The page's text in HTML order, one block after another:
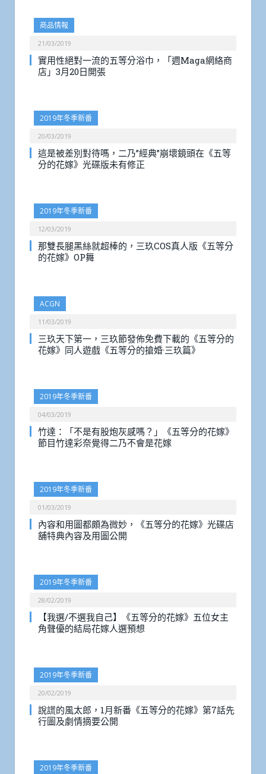
商品情報
21/03/2019
實用性絕對一流的五等分浴巾，「週Maga網絡商
店」3月20日開張
2019年冬季新番
20/03/2019
這是被差別對待嗎，二乃”經典”崩壞鏡頭在《五等
分的花嫁》光碟版未有修正
2019年冬季新番
12/03/2019
那雙長腿黑絲就超棒的，三玖COS真人版《五等分
的花嫁》OP舞
ACGN
11/03/2019
三玖天下第一，三玖節發佈免費下載的《五等分的
花嫁》同人遊戲《五等分的搶婚·三玖篇》
2019年冬季新番
04/03/2019
竹達：「不是有股炮灰感嗎？」《五等分的花嫁》
節目竹達彩奈覺得二乃不會是花嫁
2019年冬季新番
01/03/2019
內容和用圖都頗為微妙，《五等分的花嫁》光碟店
舖特典內容及用圖公開
2019年冬季新番
28/02/2019
【我選/不選我自己】《五等分的花嫁》五位女主
角聲優的結局花嫁人選預想
2019年冬季新番
20/02/2019
說謊的風太郎，1月新番《五等分的花嫁》第7話先
行圖及劇情摘要公開
2019年冬季新番